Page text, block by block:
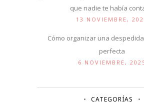
que nadie te había
13 NOVIEMBRE,
Cómo organizar una
perfecta
6 NOVIEMBRE,
CATEGORÍAS